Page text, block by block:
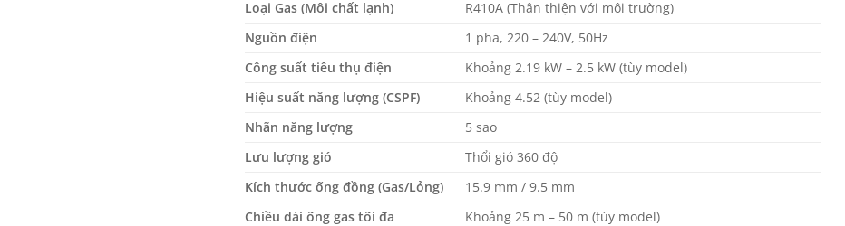
Loại Gas (Môi chất lạnh)
R410A (Thân thiện với môi trường)
Nguồn điện
1 pha, 220 – 240V, 50Hz
Công suất tiêu thụ điện
Khoảng 2.19 kW – 2.5 kW (tùy model)
Hiệu suất năng lượng (CSPF)
Khoảng 4.52 (tùy model)
Nhãn năng lượng
5 sao
Lưu lượng gió
Thổi gió 360 độ
Kích thước ống đồng (Gas/Lỏng)
15.9 mm / 9.5 mm
Chiều dài ống gas tối đa
Khoảng 25 m – 50 m (tùy model)